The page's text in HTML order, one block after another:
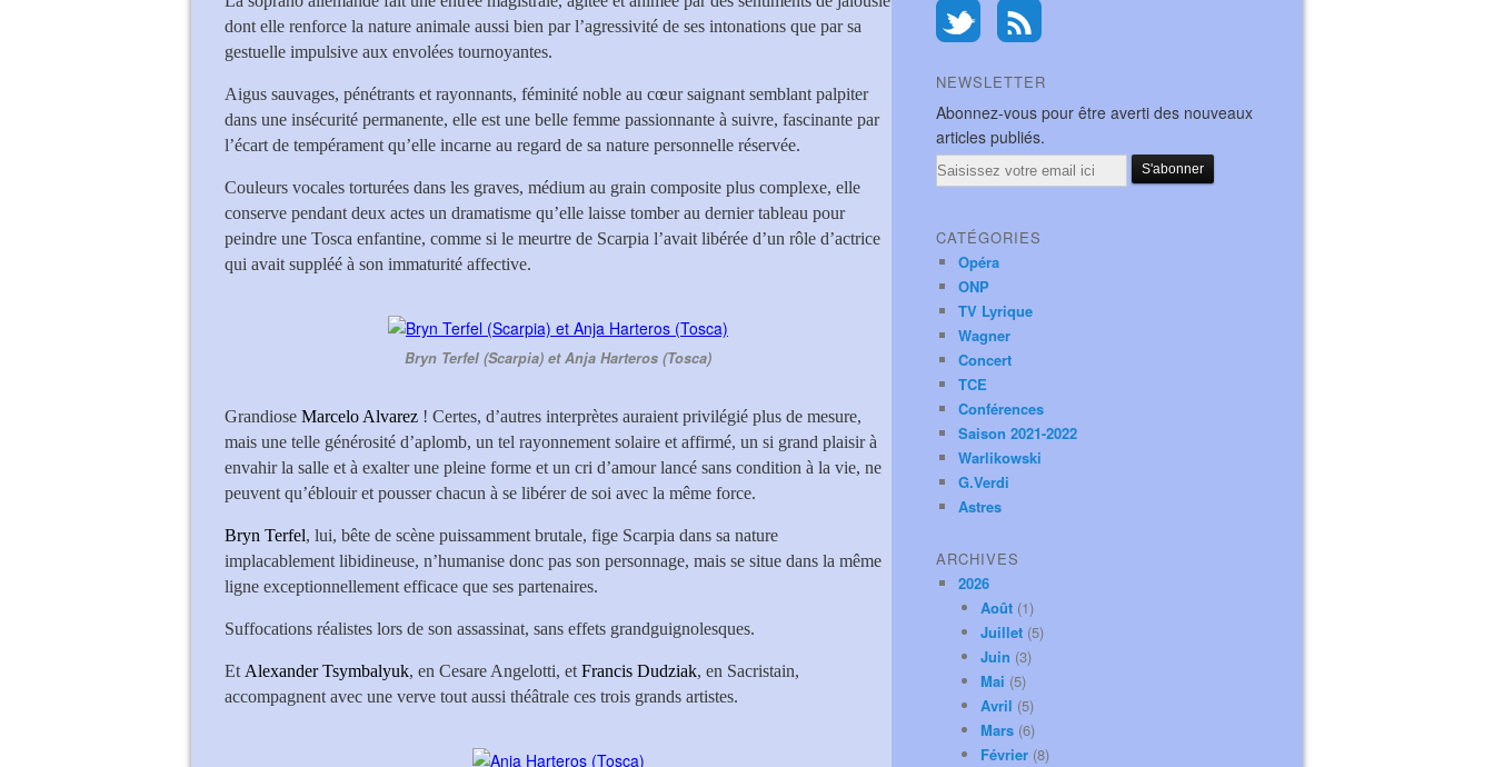
dont elle renforce la nature animale aussi bien par l’agressivité de ses intonations que par sa
gestuelle impulsive aux envolées tournoyantes.
Aigus sauvages, pénétrants et rayonnants, féminité noble au cœur saignant semblant palpiter
dans une insécurité permanente, elle est une belle femme passionnante à suivre, fascinante par
l’écart de tempérament qu’elle incarne au regard de sa nature personnelle réservée.
Couleurs vocales torturées dans les graves, médium au grain composite plus complexe, elle
conserve pendant deux actes un dramatisme qu’elle laisse tomber au dernier tableau pour
peindre une Tosca enfantine, comme si le meurtre de Scarpia l’avait libérée d’un rôle d’actrice
qui avait suppléé à son immaturité affective.
Bryn Terfel (Scarpia) et Anja Harteros (Tosca)
Grandiose Marcelo Alvarez ! Certes, d’autres interprètes auraient privilégié plus de mesure,
mais une telle générosité d’aplomb, un tel rayonnement solaire et affirmé, un si grand plaisir à
envahir la salle et à exalter une pleine forme et un cri d’amour lancé sans condition à la vie, ne
peuvent qu’éblouir et pousser chacun à se libérer de soi avec la même force.
Bryn Terfel, lui, bête de scène puissamment brutale, fige Scarpia dans sa nature
implacablement libidineuse, n’humanise donc pas son personnage, mais se situe dans la même
ligne exceptionnellement efficace que ses partenaires.
Suffocations réalistes lors de son assassinat, sans effets grandguignolesques.
Et Alexander Tsymbalyuk, en Cesare Angelotti, et Francis Dudziak, en Sacristain,
accompagnent avec une verve tout aussi théâtrale ces trois grands artistes.
NEWSLETTER
Abonnez-vous pour être averti des nouveaux
articles publiés.
Email
CATÉGORIES
Opéra
ONP
TV Lyrique
Wagner
Concert
TCE
Conférences
Saison 2021-2022
Warlikowski
G.Verdi
Astres
ARCHIVES
2026
Août (1)
Juillet (5)
Juin (3)
Mai (5)
Avril (5)
Mars (6)
Février (8)